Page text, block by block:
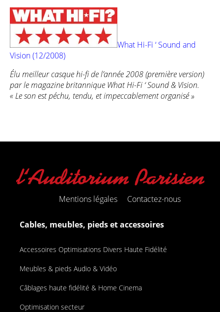
What Hi-Fi ‘ Sound and
Vision (12/2008)
Élu meilleur casque hi-fi de l’année 2008 (première version)
par le magazine britannique What Hi-Fi ‘ Sound & Vision.
« Le son est péchu, tendu, et impeccablement organisé »
Mentions légales Contactez-nous
Cables, meubles, pieds et accessoires
Accessoires Optimisations Divers Haute Fidélité
Meubles & pieds Audio & Vidéo
Câblages haute fidélité & Home Cinema
Optimisation secteur